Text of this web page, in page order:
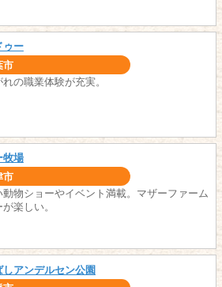
ゥー
市
の職業体験が充実。
牧場
市
動物ショーやイベント満載。マザーファーム
楽しい。
しアンデルセン公園